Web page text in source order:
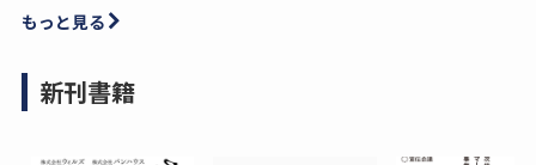
もっと見る
新刊書籍